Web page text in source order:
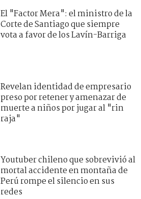
El "Factor Mera": el ministro de la
Corte de Santiago que siempre
vota a favor de los Lavín-Barriga
Revelan identidad de empresario
preso por retener y amenazar de
muerte a niños por jugar al "rin
raja"
Youtuber chileno que sobrevivió al
mortal accidente en montaña de
Perú rompe el silencio en sus
redes